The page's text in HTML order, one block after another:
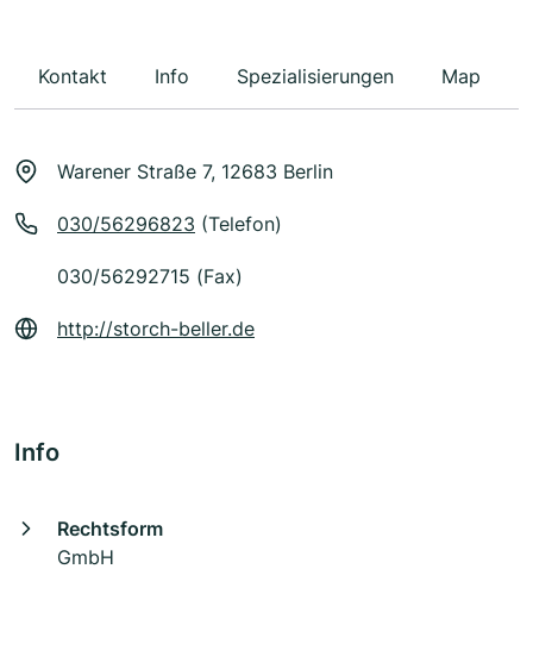
Kontakt Info Spezialisierungen Map
Warener Straße 7, 12683 Berlin
030/56296823 (Telefon)
030/56292715 (Fax)
http://storch-beller.de
Info
Rechtsform
GmbH